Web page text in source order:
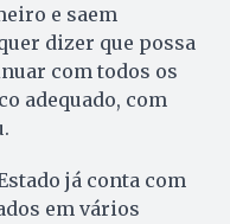
e saem
dizer que possa
com todos os
adequado, com
já conta com
em vários